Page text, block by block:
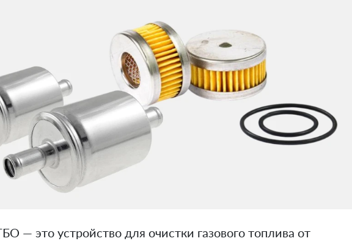
— это устройство для очистки газового топлива от